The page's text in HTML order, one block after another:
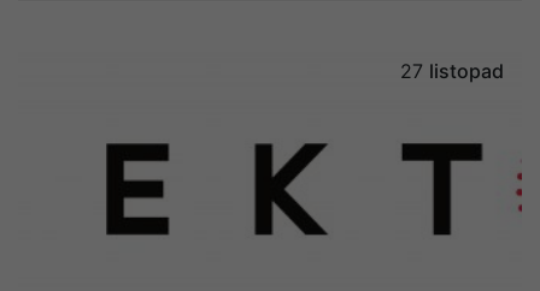
27 listopad